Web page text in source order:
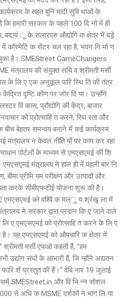
के तहत बुनि यादी सुवि धाओं के
हमारी सरकार के पहले 100 दि नों में ही
बदायं ू के सलारपरु औद्योगि क क्षेत्र में बड़े
में कॉस्मेटि क सेंटर चल रहा है, भवन नि र्मा ण
चुका है। SMEStreet GameChangers
मंत्रालय की संयुक्त सचि व श्रीमती मर्सी
के लि ए एक अनुकूल पारि स्थि ति की तंत्र
दृष्टि कोण पर जोर दि या। उन्होंने
वि कास, प्रौद्योगि की केंद्र, बाजार
को प्रोत्साहि त करने, स्थि रता और
बेहतर समन्वय बनाने में कई कार्यक्रम
न केवल नीति यों पर काम कर रहा
पोर्टलों के माध्यम से एमएसएमई की शि
मंत्रालय ने हाल ही में पहली बार नि
बीमा प्रीमि यम परीक्षण और उत्पादों और
करके सीबीएफटीई योजना शुरू की है।
एमएसएमई को वश्विै क मल्ू य श्रंखृ ला में
ने सरकार द्वारा प्रदान कि ए जाने वाले
ए एमएसएमई को प्रोत्साहि त करने के लि ए
है। यह एमएसएमई को औपचारि क क्षेत्र में
मर्सी एपाओ कहती हैं, "हम
उद्योग संघों के आभारी हैं, जि न्होंने अद्यतन
शें प्रस्तुत की हैं।" वेबि नार 19 जुलाई
SMEStreet.in और वि भि न्न सोशल
से अधि क MSME दर्शकों ने भाग लि या